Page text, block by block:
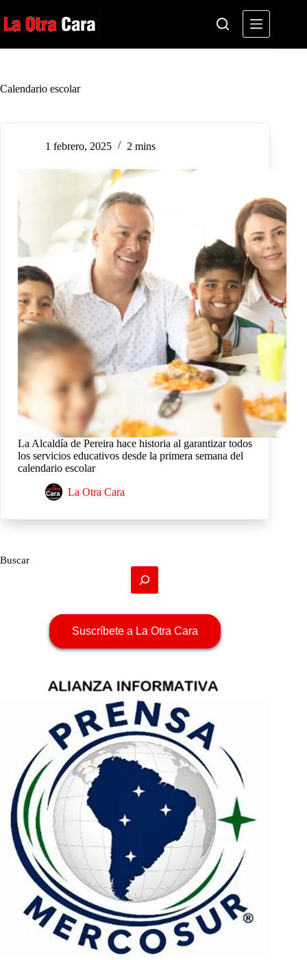
al
contenido
Calendario escolar
1 febrero, 2025 2 mins
La Alcaldía de Pereira hace historia al garantizar todos
los servicios educativos desde la primera semana del
calendario escolar
La Otra Cara
Buscar
Suscríbete a La Otra Cara